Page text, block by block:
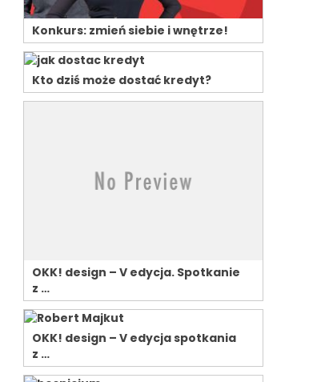
Konkurs: zmień siebie i wnętrze!
Kto dziś może dostać kredyt?
OKK! design – V edycja. Spotkanie
z …
OKK! design – V edycja spotkania
z …